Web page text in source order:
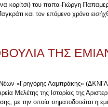
κορίτσι) του παπα-Γιώργη
και τον επόμενο χρόνο
ΤΗΣ
«Γρηγόρης Λαμπράκης» (ΔΚΝΓΛ)
Μελέτης της Ιστορίας της
με την οποία σηματοδοτείται η